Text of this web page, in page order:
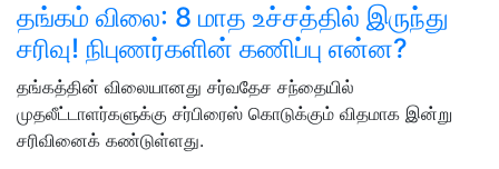
தங்கம் விலை: 8 மாத உச்சத்தில் இருந்து
சரிவு! நிபுணர்களின் கணிப்பு என்ன?
தங்கத்தின் விலையானது சர்வதேச சந்தையில்
முதலீட்டாளர்களுக்கு சர்பிரைஸ் கொடுக்கும் விதமாக இன்று
சரிவினைக் கண்டுள்ளது.